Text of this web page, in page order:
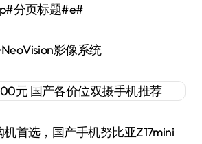
分页标题#e#
影像系统
首选，国产手机努比亚Z17mini